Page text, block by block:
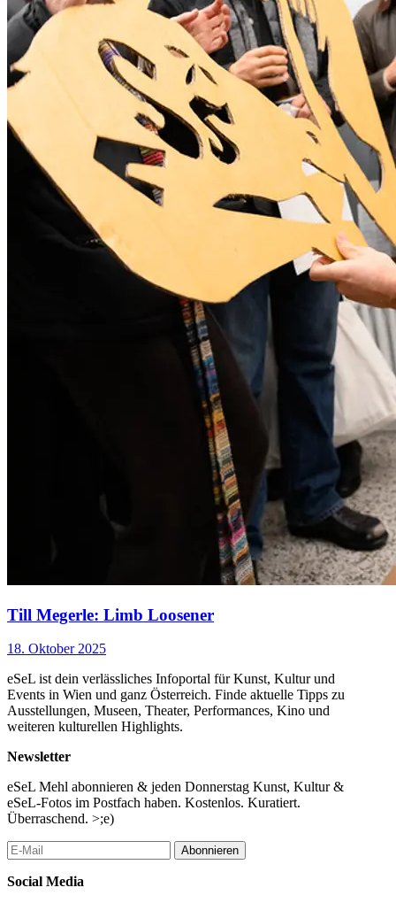
Till Megerle: Limb Loosener
18. Oktober 2025
eSeL ist dein verlässliches Infoportal für Kunst, Kultur und
Events in Wien und ganz Österreich. Finde aktuelle Tipps zu
Ausstellungen, Museen, Theater, Performances, Kino und
weiteren kulturellen Highlights.
Newsletter
eSeL Mehl abonnieren & jeden Donnerstag Kunst, Kultur &
eSeL-Fotos im Postfach haben. Kostenlos. Kuratiert.
Überraschend. >;e)
Abonnieren
Social Media